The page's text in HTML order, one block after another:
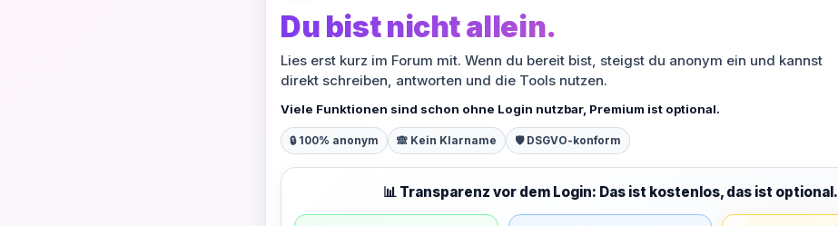
Du bist nicht allein.
Lies erst kurz im Forum mit. Wenn du bereit bist, steigst du anonym ein und kannst
direkt schreiben, antworten und die Tools nutzen.
Viele Funktionen sind schon ohne Login nutzbar, Premium ist optional.
🔒 100% anonym 🙈 Kein Klarname 🛡️ DSGVO-konform
📊 Transparenz vor dem Login: Das ist kostenlos, das ist optional.